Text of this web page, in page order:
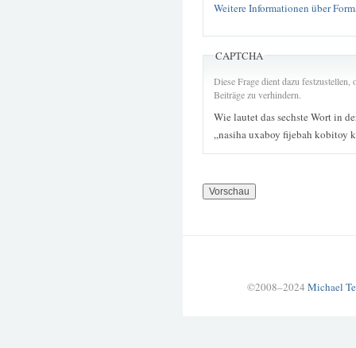
Weitere Informationen über
CAPTCHA
Diese Frage dient dazu
Beiträge zu verhindern.
Wie lautet das sechste Wort in
„nasiha uxaboy fijebah kobitoy
©2008–2024 Michael